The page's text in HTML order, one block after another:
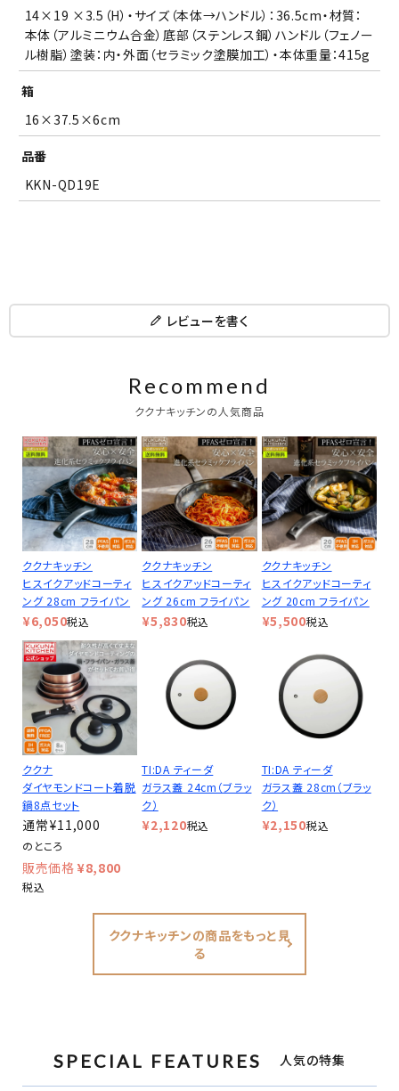
14×19 ×3.5（H）・サイズ（本体→ハンドル）：36.5cm・材質：
本体（アルミニウム合金）底部（ステンレス鋼）ハンドル（フェノー
ル樹脂）塗装：内・外面（セラミック塗膜加工）・本体重量：415g
箱
16×37.5×6cm
品番
KKN-QD19E
レビューを書く
Recommend
ククナキッチンの人気商品
ククナキッチン
ヒスイクアッドコーティ
ング 28cm フライパン
¥6,050税込
ククナキッチン
ヒスイクアッドコーティ
ング 26cm フライパン
¥5,830税込
ククナキッチン
ヒスイクアッドコーティ
ング 20cm フライパン
¥5,500税込
ククナ
ダイヤモンドコート着脱
鍋8点セット
¥11,000
のところ
¥8,800
税込
TI:DA ティーダ
ガラス蓋 24cm（ブラッ
ク）
¥2,120税込
TI:DA ティーダ
ガラス蓋 28cm（ブラッ
ク）
¥2,150税込
ククナキッチンの商品をもっと見
る
SPECIAL FEATURES 人気の特集